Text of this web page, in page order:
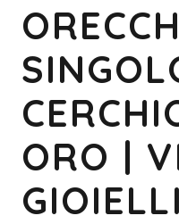
ORO |
GIOIELLI